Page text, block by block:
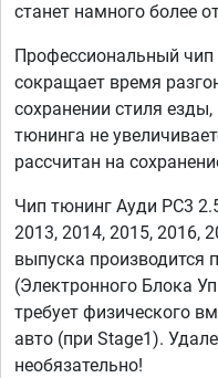
станет намного более
Профессиональный чип
сокращает время
сохранении стиля
тюнинга не
рассчитан на
Чип тюнинг Ауди РC3
2013, 2014, 2015, 2016,
выпуска производится
(Электронного Блока
требует физического
авто (при Stage1).
необязательно!